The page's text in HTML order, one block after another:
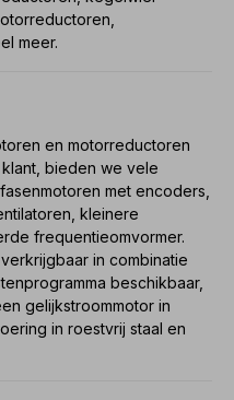
,
meer.
en motorreductoren
bieden we vele
met encoders,
, kleinere
frequentieomvormer.
in combinatie
beschikbaar,
gelijkstroommotor in
in roestvrij staal en